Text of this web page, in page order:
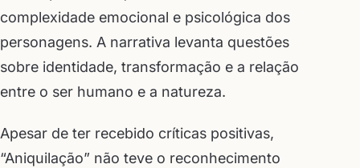
complexidade emocional e psicológica dos
personagens. A narrativa levanta questões
sobre identidade, transformação e a relação
entre o ser humano e a natureza.
Apesar de ter recebido críticas positivas,
“Aniquilação” não teve o reconhecimento